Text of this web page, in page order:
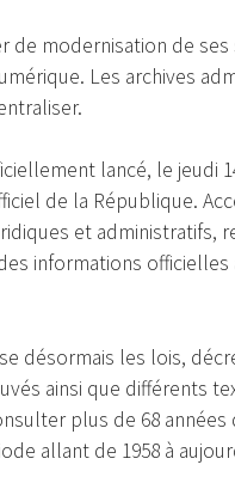
de modernisation de
Les archives
lancé, le jeudi
de la République.
et administratifs,
informations
désormais les lois,
ainsi que différents
plus de 68 années
allant de 1958 à